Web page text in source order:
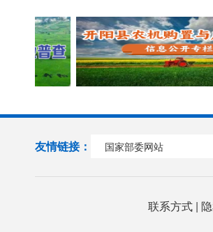
友情链接： 国家部委网站
联系方式 |